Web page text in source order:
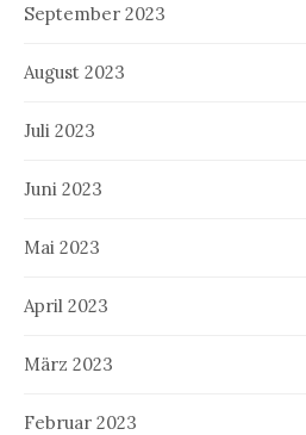
September 2023
August 2023
Juli 2023
Juni 2023
Mai 2023
April 2023
März 2023
Februar 2023